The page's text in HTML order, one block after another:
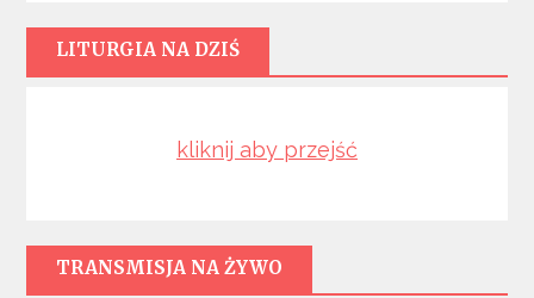
LITURGIA NA DZIŚ
kliknij aby przejść
TRANSMISJA NA ŻYWO